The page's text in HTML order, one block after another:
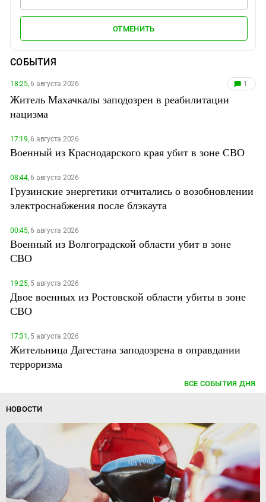
ОТМЕНИТЬ
СОБЫТИЯ
18:25,6 августа 2026 1
Житель Махачкалы заподозрен в реабилитации
нацизма
17:19,6 августа 2026
Военный из Краснодарского края убит в зоне СВО
08:44,6 августа 2026
Грузинские энергетики отчитались о возобновлении
электроснабжения после блэкаута
00:45,6 августа 2026
Военный из Волгоградской области убит в зоне
СВО
19:25,5 августа 2026
Двое военных из Ростовской области убиты в зоне
СВО
17:31,5 августа 2026
Жительница Дагестана заподозрена в оправдании
терроризма
ВСЕ СОБЫТИЯ ДНЯ
НОВОСТИ